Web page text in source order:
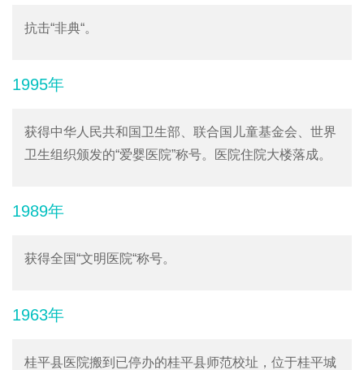
抗击“非典“。
1995年
获得中华人民共和国卫生部、联合国儿童基金会、世界
卫生组织颁发的“爱婴医院”称号。医院住院大楼落成。
1989年
获得全国“文明医院“称号。
1963年
桂平县医院搬到已停办的桂平县师范校址，位于桂平城